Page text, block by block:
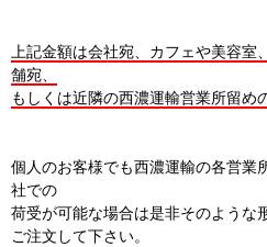
上記金額は会社宛、カフェや美容
舗宛、
もしくは近隣の西濃運輸営業所留め
個人のお客様でも西濃運輸の各営業
社での
荷受が可能な場合は是非そのような
ご注文して下さい。